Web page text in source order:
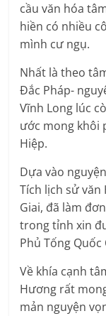
cầu văn hóa
hiền có nhiều
mình cư ngụ.
Nhất là theo
Đắc Pháp-
Vĩnh Long lúc
ước mong khôi
Hiệp.
Dựa vào
Tích lịch sử văn
Giai, đã làm
trong tỉnh xin
Phủ Tống
Về khía cạnh
Hương rất
mản nguyện